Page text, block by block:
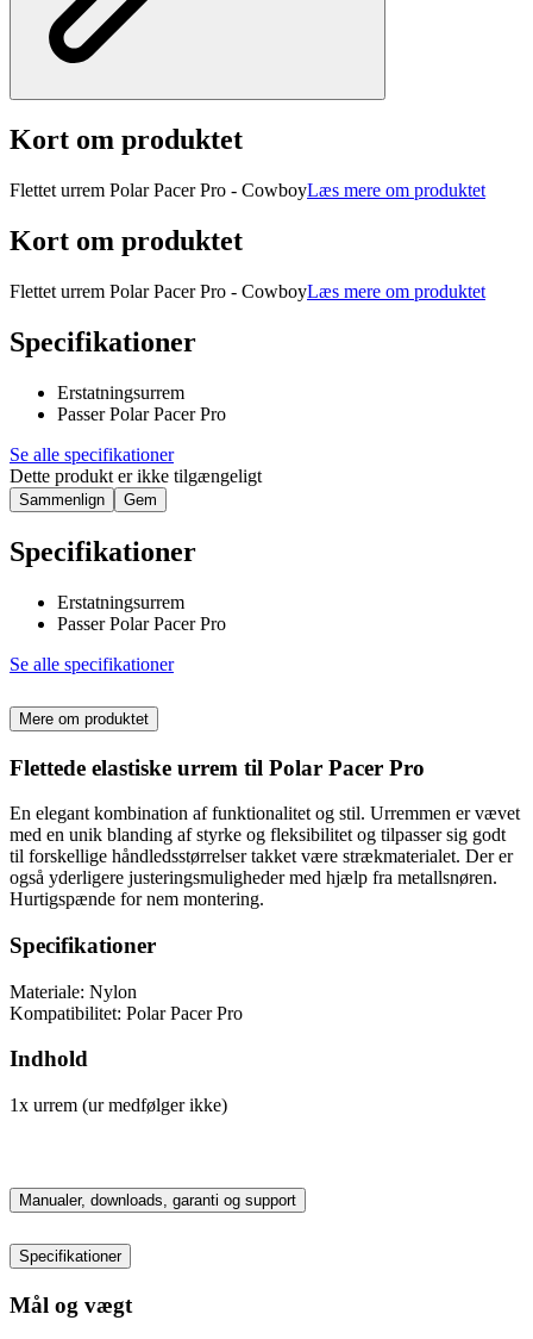
Kort om produktet
Flettet urrem Polar Pacer Pro - CowboyLæs mere om produktet
Kort om produktet
Flettet urrem Polar Pacer Pro - CowboyLæs mere om produktet
Specifikationer
Erstatningsurrem
Passer Polar Pacer Pro
Se alle specifikationer
Dette produkt er ikke tilgængeligt
Sammenlign Gem
Specifikationer
Erstatningsurrem
Passer Polar Pacer Pro
Se alle specifikationer
Mere om produktet
Flettede elastiske urrem til Polar Pacer Pro
En elegant kombination af funktionalitet og stil. Urremmen er vævet
med en unik blanding af styrke og fleksibilitet og tilpasser sig godt
til forskellige håndledsstørrelser takket være strækmaterialet. Der er
også yderligere justeringsmuligheder med hjælp fra metallsnøren.
Hurtigspænde for nem montering.
Specifikationer
Materiale: Nylon
Kompatibilitet: Polar Pacer Pro
Indhold
1x urrem (ur medfølger ikke)
Manualer, downloads, garanti og support
Specifikationer
Mål og vægt